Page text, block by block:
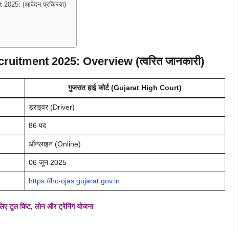
(आवेदन प्रक्रिया)
2025: Overview (त्वरित जानकारी)
गुजरात हाई कोर्ट (Gujarat High Court)
ड्राइवर (Driver)
86 पद
ऑनलाइन (Online)
06 जून 2025
https://hc-ojas.gujarat.gov.in
टूल किट, लोन और ट्रेनिंग योजना